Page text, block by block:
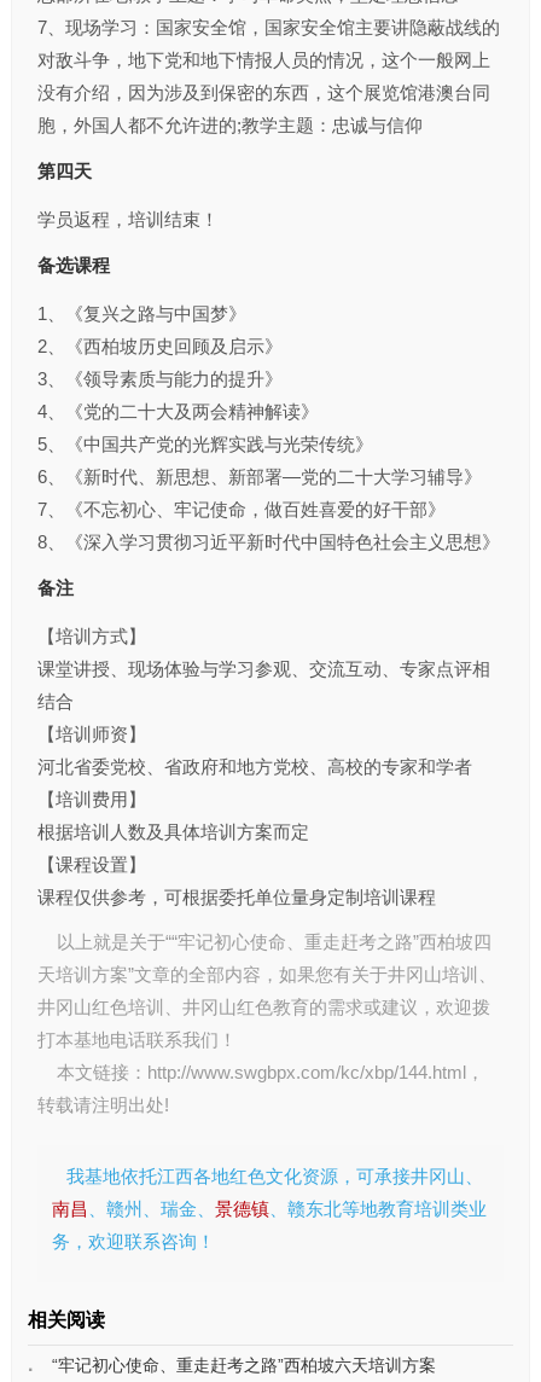
7、现场学习：国家安全馆，国家安全馆主要讲隐蔽战线的
对敌斗争，地下党和地下情报人员的情况，这个一般网上
没有介绍，因为涉及到保密的东西，这个展览馆港澳台同
胞，外国人都不允许进的;教学主题：忠诚与信仰
第四天
学员返程，培训结束！
备选课程
1、《复兴之路与中国梦》
2、《西柏坡历史回顾及启示》
3、《领导素质与能力的提升》
4、《党的二十大及两会精神解读》
5、《中国共产党的光辉实践与光荣传统》
6、《新时代、新思想、新部署—党的二十大学习辅导》
7、《不忘初心、牢记使命，做百姓喜爱的好干部》
8、《深入学习贯彻习近平新时代中国特色社会主义思想》
备注
【培训方式】
课堂讲授、现场体验与学习参观、交流互动、专家点评相
结合
【培训师资】
河北省委党校、省政府和地方党校、高校的专家和学者
【培训费用】
根据培训人数及具体培训方案而定
【课程设置】
课程仅供参考，可根据委托单位量身定制培训课程
以上就是关于““牢记初心使命、重走赶考之路”西柏坡四
天培训方案”文章的全部内容，如果您有关于井冈山培训
井冈山红色培训
井冈山红色教育的需求或建议，欢迎拨
打本基地电话联系我们！
本文链接： http://www.swgbpx.com/kc/xbp/144.html，
转载请注明出处!
我基地依托江西各地红色文化资源，可承接井冈山、
南昌
、赣州、瑞金、 景德镇、赣东北等地教育培训类业
务，欢迎联系咨询！
相关阅读
“牢记初心使命、重走赶考之路”西柏坡六天培训方案